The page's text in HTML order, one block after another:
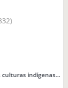
culturas indígenas…